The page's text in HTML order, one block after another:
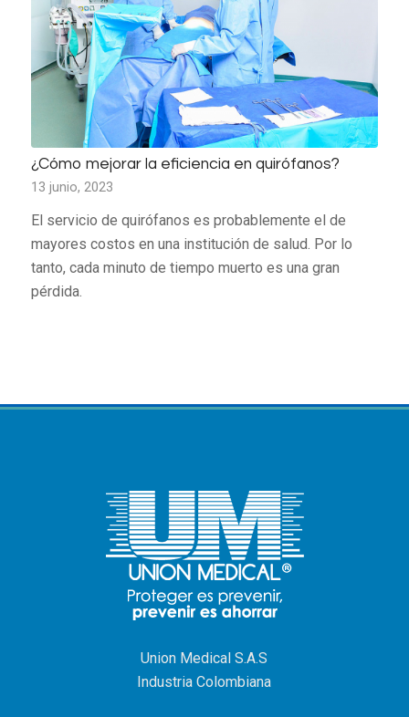
¿Cómo mejorar la eficiencia en quirófanos?
13 junio, 2023
El servicio de quirófanos es probablemente el de
mayores costos en una institución de salud. Por lo
tanto, cada minuto de tiempo muerto es una gran
pérdida.
Union Medical S.A.S
Industria Colombiana